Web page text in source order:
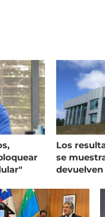
Los
se
devuelven